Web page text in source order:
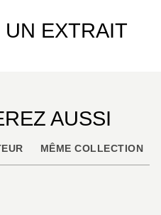
EXTRAIT
AUSSI
MÊME COLLECTION